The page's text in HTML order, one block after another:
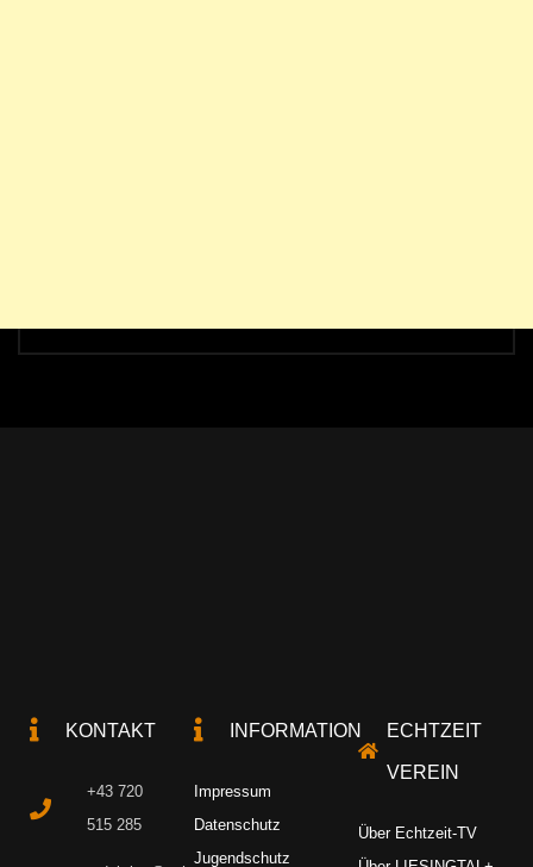
KONTAKT
+43 720
515 285
INFORMATION
Impressum
Datenschutz
Jugendschutz
ECHTZEIT
VEREIN
Über Echtzeit-TV